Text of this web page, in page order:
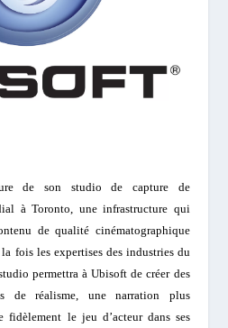
de son studio de capture de
à Toronto, une infrastructure qui
de qualité cinématographique
fois les expertises des industries du
permettra à Ubisoft de créer des
de réalisme, une narration plus
fidèlement le jeu d’acteur dans ses